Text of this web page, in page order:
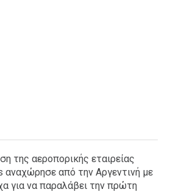
της αεροπορικής εταιρείας
αναχώρησε από την Αργεντινή με
για να παραλάβει την πρώτη